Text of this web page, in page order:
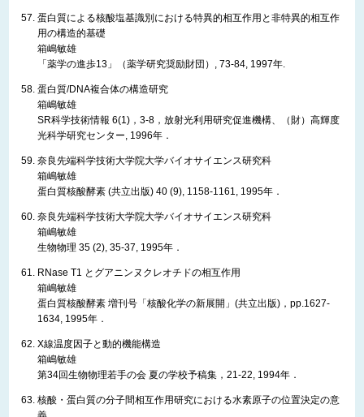
蛋白質による核酸塩基識別における特異的相互作用と非特異的相互作
用の構造的基礎
箱嶋敏雄
「薬学の進歩13」（薬学研究奨励財団）, 73-84, 1997年.
蛋白質/DNA複合体の構造研究
箱嶋敏雄
SR科学技術情報 6(1)，3-8，放射光利用研究促進機構、（財）高輝度
光科学研究センター, 1996年．
奈良先端科学技術大学院大学バイオサイエンス研究科
箱嶋敏雄
蛋白質核酸酵素 (共立出版) 40 (9), 1158-1161, 1995年．
奈良先端科学技術大学院大学バイオサイエンス研究科
箱嶋敏雄
生物物理 35 (2), 35-37, 1995年．
RNase T1 とグアニンヌクレオチドの相互作用
箱嶋敏雄
蛋白質核酸酵素 増刊号「核酸化学の新展開」(共立出版)，pp.1627-
1634, 1995年．
X線温度因子と動的機能構造
箱嶋敏雄
第34回生物物理若手の会 夏の学校予稿集，21-22, 1994年．
核酸・蛋白質の分子間相互作用研究における水素原子の位置決定の意